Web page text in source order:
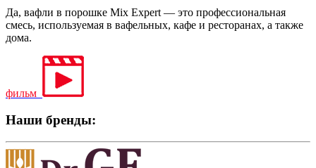
Да, вафли в порошке Mix Expert — это профессиональная
смесь, используемая в вафельных, кафе и ресторанах, а также
дома.
фильм
Наши бренды: